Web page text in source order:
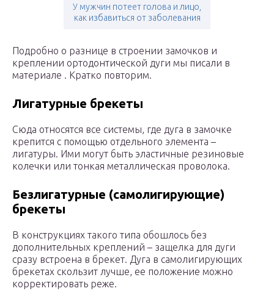
У мужчин потеет голова и лицо,
как избавиться от заболевания
Подробно о разнице в строении замочков и
креплении ортодонтической дуги мы писали в
материале . Кратко повторим.
Лигатурные брекеты
Сюда относятся все системы, где дуга в замочке
крепится с помощью отдельного элемента –
лигатуры. Ими могут быть эластичные резиновые
колечки или тонкая металлическая проволока.
Безлигатурные (самолигирующие)
брекеты
В конструкциях такого типа обошлось без
дополнительных креплений – защелка для дуги
сразу встроена в брекет. Дуга в самолигирующих
брекетах скользит лучше, ее положение можно
корректировать реже.